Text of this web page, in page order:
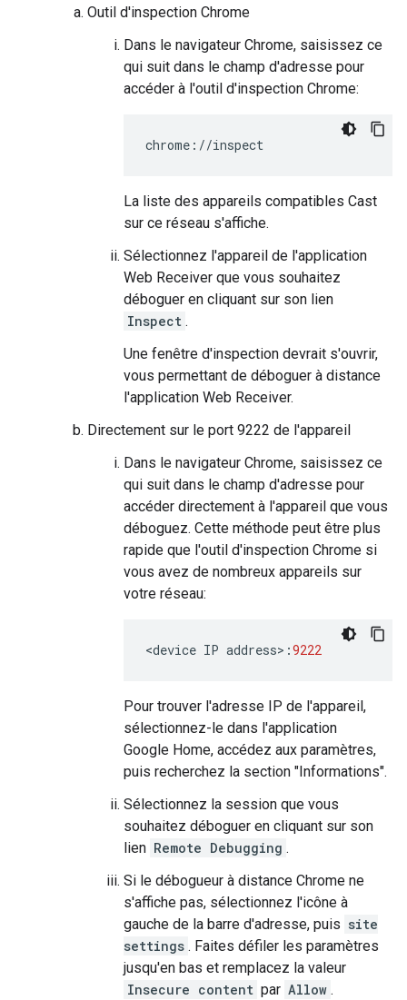
Outil d'inspection Chrome
Dans le navigateur Chrome, saisissez ce
qui suit dans le champ d'adresse pour
accéder à l'outil d'inspection Chrome:
La liste des appareils compatibles Cast
sur ce réseau s'affiche.
Sélectionnez l'appareil de l'application
Web Receiver que vous souhaitez
déboguer en cliquant sur son lien
Inspect .
Une fenêtre d'inspection devrait s'ouvrir,
vous permettant de déboguer à distance
l'application Web Receiver.
Directement sur le port 9222 de l'appareil
Dans le navigateur Chrome, saisissez ce
qui suit dans le champ d'adresse pour
accéder directement à l'appareil que vous
déboguez. Cette méthode peut être plus
rapide que l'outil d'inspection Chrome si
vous avez de nombreux appareils sur
votre réseau:
<device IP address> :9222
Pour trouver l'adresse IP de l'appareil,
sélectionnez-le dans l'application
Google Home, accédez aux paramètres,
puis recherchez la section "Informations".
Sélectionnez la session que vous
souhaitez déboguer en cliquant sur son
lien Remote Debugging .
Si le débogueur à distance Chrome ne
s'affiche pas, sélectionnez l'icône à
gauche de la barre d'adresse, puis site
settings . Faites défiler les paramètres
jusqu'en bas et remplacez la valeur
Insecure content par Allow .